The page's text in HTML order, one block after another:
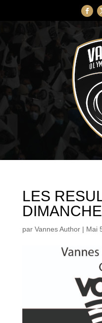
LES
DIMANCHE
par Vannes Author| Mai